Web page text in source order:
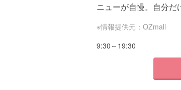
ニューが自慢。自分だ
※情報提供元：OZmall
9:30～19:30